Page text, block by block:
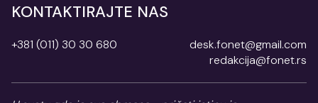
KONTAKTIRAJTE NAS
+381 (011) 30 30 680
desk.fonet@gmail.com
redakcija@fonet.rs